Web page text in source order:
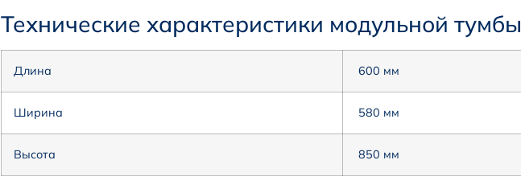
Технические характеристики модульной тумбы
Длина 600 мм
Ширина 580 мм
Высота 850 мм